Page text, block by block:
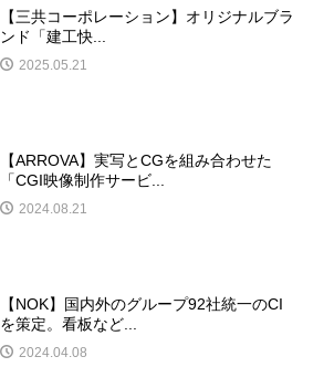
【三共コーポレーション】オリジナルブラ
ンド「建工快...
2025.05.21
【ARROVA】実写とCGを組み合わせた
「CGI映像制作サービ...
2024.08.21
【NOK】国内外のグループ92社統一のCI
を策定。看板など...
2024.04.08